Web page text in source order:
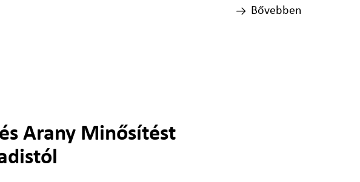
Bővebben
Arany Minősítést